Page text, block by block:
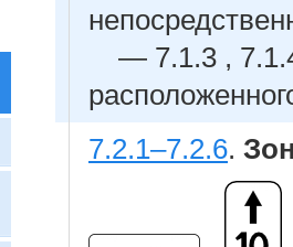
— 7.1.3 ,
7.2.1–7.2.6.